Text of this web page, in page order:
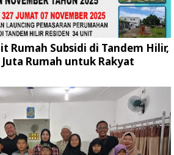
Rumah Subsidi di Tandem Hilir,
Rumah untuk Rakyat